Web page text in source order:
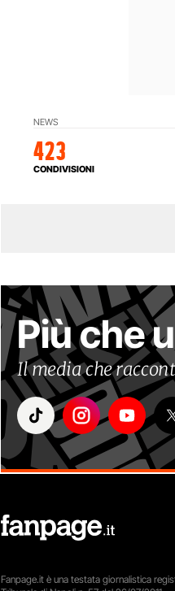
NEWS
423
CONDIVISIONI
Più che
Il media che
Fanpage.it è una testata giornalistica